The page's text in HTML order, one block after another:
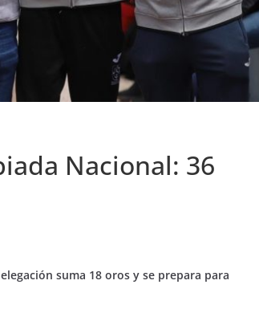
Nacional: 36
suma 18 oros y se prepara para